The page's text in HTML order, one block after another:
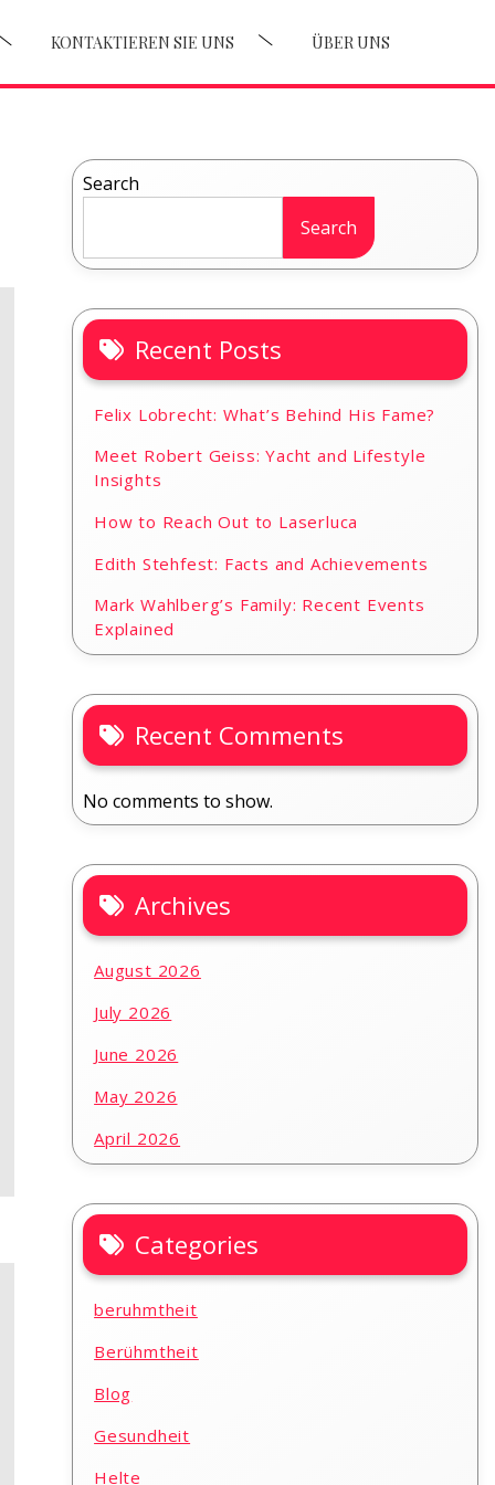
KONTAKTIEREN SIE UNS ÜBER UNS
Search
Search
Recent Posts
Felix Lobrecht: What’s Behind His Fame?
Meet Robert Geiss: Yacht and Lifestyle
Insights
How to Reach Out to Laserluca
Edith Stehfest: Facts and Achievements
Mark Wahlberg’s Family: Recent Events
Explained
Recent Comments
No comments to show.
Archives
August 2026
July 2026
June 2026
May 2026
April 2026
Categories
beruhmtheit
Berühmtheit
Blog
Gesundheit
Helte